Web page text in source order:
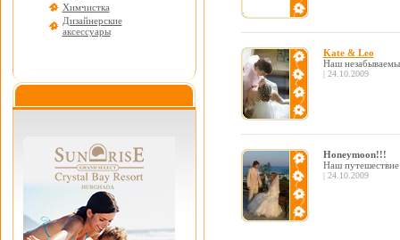
Химчистка
Дизайнерские
аксессуары
Kate & Leo
Наш
| 24.10.2009
Honeymoon!!!
Наш путешествие
| 24.10.2009